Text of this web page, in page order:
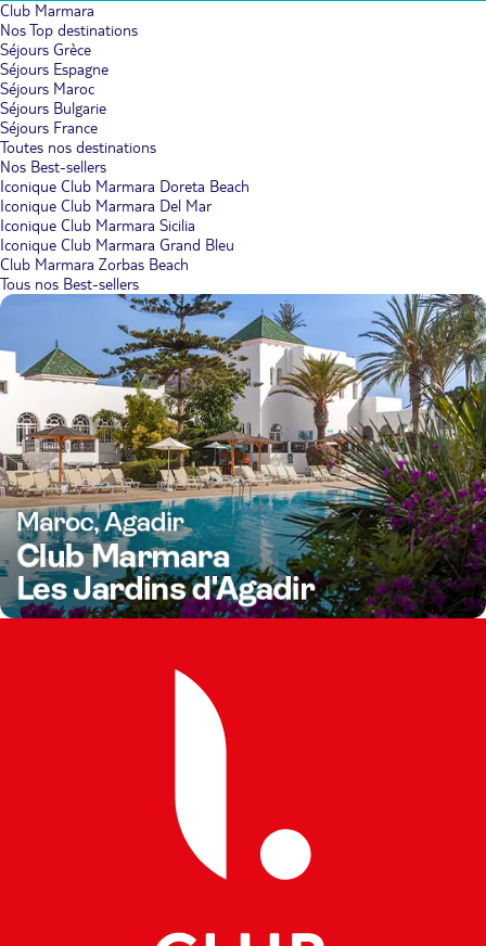
Club Marmara
Nos Top destinations
Séjours Grèce
Séjours Espagne
Séjours Maroc
Séjours Bulgarie
Séjours France
Toutes nos destinations
Nos Best-sellers
Iconique Club Marmara Doreta Beach
Iconique Club Marmara Del Mar
Iconique Club Marmara Sicilia
Iconique Club Marmara Grand Bleu
Club Marmara Zorbas Beach
Tous nos Best-sellers